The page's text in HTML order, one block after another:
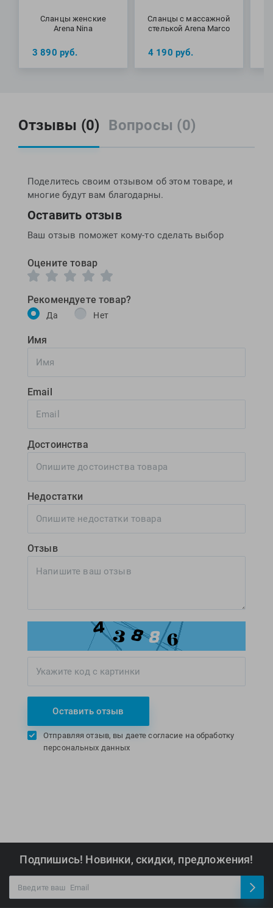
Сланцы женские
Arena Nina
3 890 руб.
Сланцы с массажной
стелькой Arena Marco
4 190 руб.
Отзывы (0) Вопросы (0)
Поделитесь своим отзывом об этом товаре, и
многие будут вам благодарны.
Оставить отзыв
Ваш отзыв поможет кому-то сделать выбор
Оцените товар
Рекомендуете товар?
Да Нет
Имя
Email
Достоинства
Недостатки
Отзыв
Оставить отзыв
Отправляя отзыв, вы даете согласие на обработку
персональных данных
Подпишись! Новинки, скидки, предложения!